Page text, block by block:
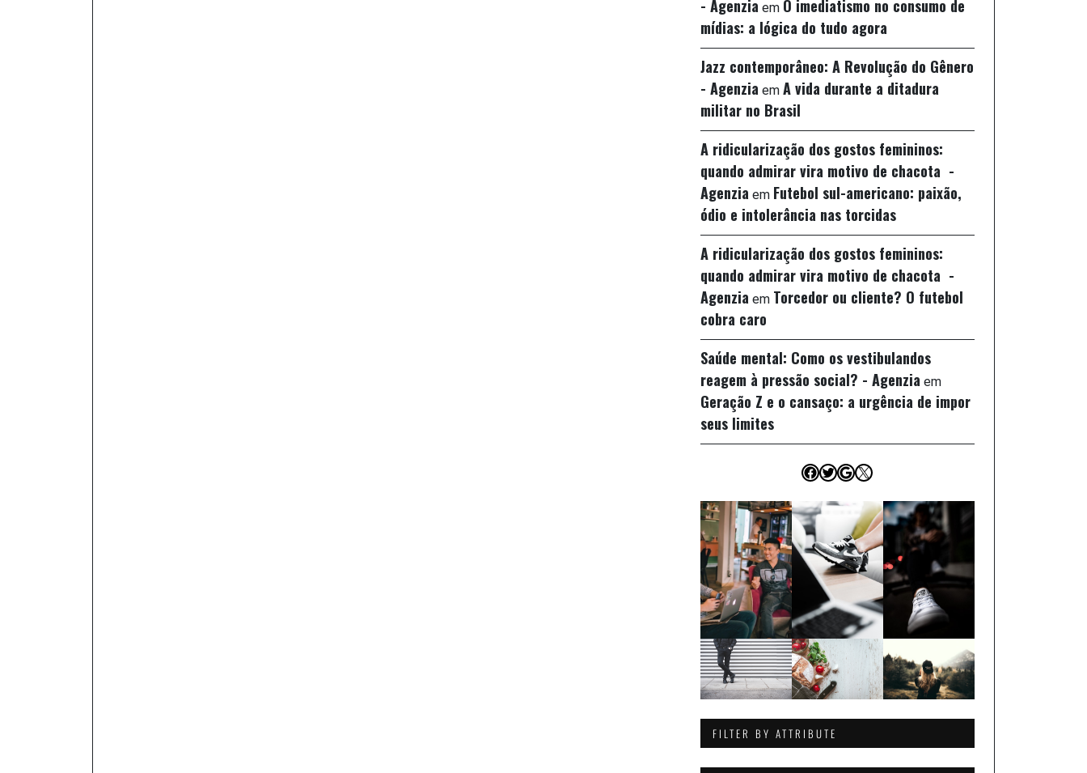
- Agenzia em O imediatismo no consumo de
mídias: a lógica do tudo agora
Jazz contemporâneo: A Revolução do Gênero
- Agenzia em A vida durante a ditadura
militar no Brasil
A ridicularização dos gostos femininos:
quando admirar vira motivo de chacota -
Agenzia em Futebol sul-americano: paixão,
ódio e intolerância nas torcidas
A ridicularização dos gostos femininos:
quando admirar vira motivo de chacota -
Agenzia em Torcedor ou cliente? O futebol
cobra caro
Saúde mental: Como os vestibulandos
reagem à pressão social? - Agenzia em
Geração Z e o cansaço: a urgência de impor
seus limites
Facebook
Twitter
Google
X
FILTER BY ATTRIBUTE